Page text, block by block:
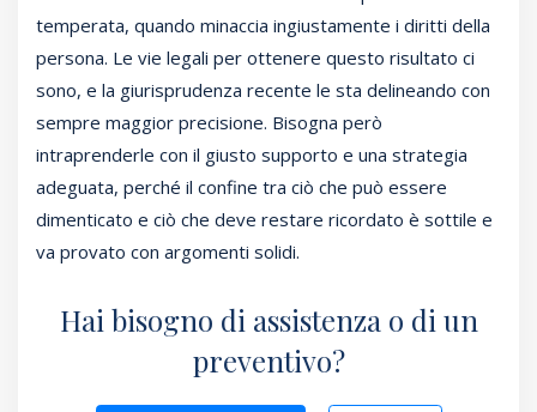
temperata, quando minaccia ingiustamente i diritti della
persona. Le vie legali per ottenere questo risultato ci
sono, e la giurisprudenza recente le sta delineando con
sempre maggior precisione. Bisogna però
intraprenderle con il giusto supporto e una strategia
adeguata, perché il confine tra ciò che può essere
dimenticato e ciò che deve restare ricordato è sottile e
va provato con argomenti solidi.
Hai bisogno di assistenza o di un
preventivo?